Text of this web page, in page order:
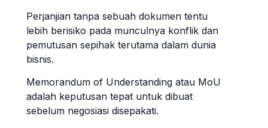
Perjanjian tanpa sebuah dokumen tentu
lebih berisiko pada munculnya konflik dan
pemutusan sepihak terutama dalam dunia
bisnis.
Memorandum of Understanding atau MoU
adalah keputusan tepat untuk dibuat
sebelum negosiasi disepakati.